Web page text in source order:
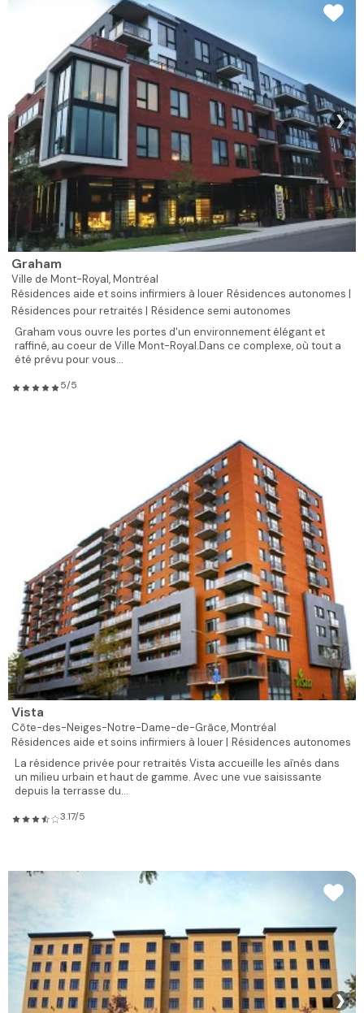
❯
Graham
Ville de Mont-Royal,Montréal
Résidences aide et soins infirmiers à louer Résidences autonomes |
Résidences pour retraités | Résidence semi autonomes
Graham vous ouvre les portes d'un environnement élégant et
raffiné, au coeur de Ville Mont-Royal.Dans ce complexe, où tout a
été prévu pour vous...
5/5
Vista
Côte-des-Neiges-Notre-Dame-de-Grâce,Montréal
Résidences aide et soins infirmiers à louer | Résidences autonomes
La résidence privée pour retraités Vista accueille les aînés dans
un milieu urbain et haut de gamme. Avec une vue saisissante
depuis la terrasse du...
3.17/5
❯